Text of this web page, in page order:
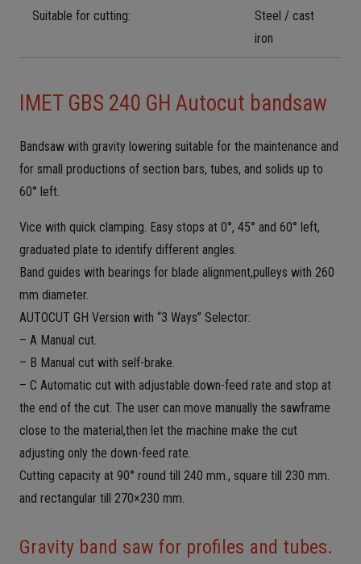
Suitable for cutting:
Steel / cast
iron
IMET GBS 240 GH Autocut bandsaw
Bandsaw with gravity lowering suitable for the maintenance and
for small productions of section bars, tubes, and solids up to
60° left.
Vice with quick clamping. Easy stops at 0°, 45° and 60° left,
graduated plate to identify different angles.
Band guides with bearings for blade alignment,pulleys with 260
mm diameter.
AUTOCUT GH Version with “3 Ways” Selector:
– A Manual cut.
– B Manual cut with self-brake.
– C Automatic cut with adjustable down-feed rate and stop at
the end of the cut. The user can move manually the sawframe
close to the material,then let the machine make the cut
adjusting only the down-feed rate.
Cutting capacity at 90° round till 240 mm., square till 230 mm.
and rectangular till 270×230 mm.
Gravity band saw for profiles and tubes.